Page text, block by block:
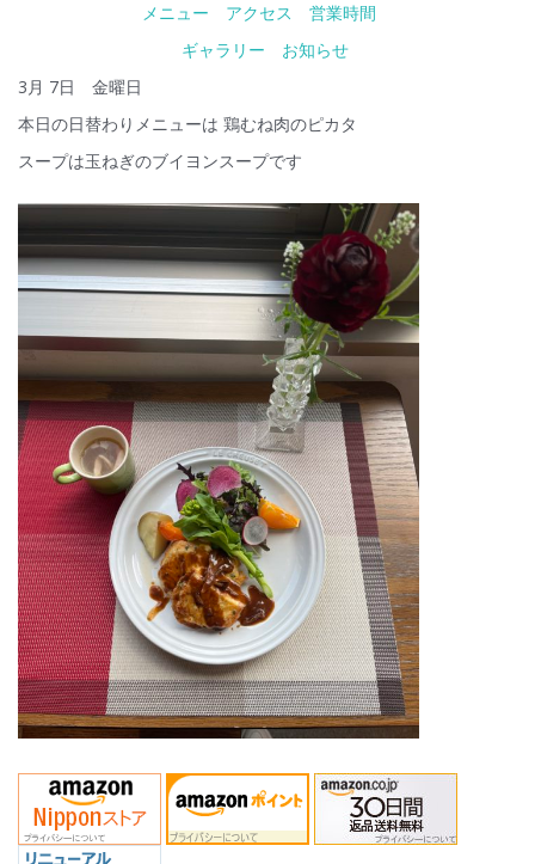
メニュー アクセス
営業時間
ギャラリー
お知らせ
3月 7日 金曜日
本日の日替わりメニューは 鶏むね肉のピカタ
スープは玉ねぎのブイヨンスープです